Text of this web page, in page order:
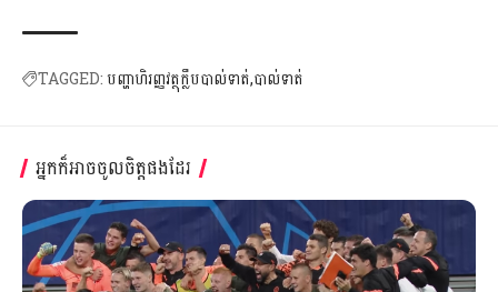
TAGGED:បញ្ហាហិរញ្ញវត្ថុក្លឹបបាល់ទាត់ បាល់ទាត់
អ្នកក៏អាចចូលចិត្តផងដែរ